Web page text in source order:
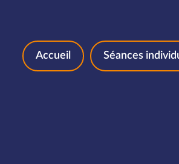
Accueil Séances